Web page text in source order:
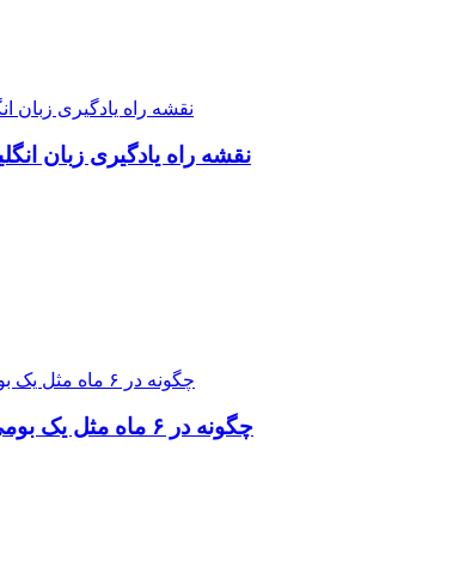
نقشه راه یادگیری زبان
چگونه در ۶ ماه مثل یک بومی انگلیسی صحبت کنیم؟